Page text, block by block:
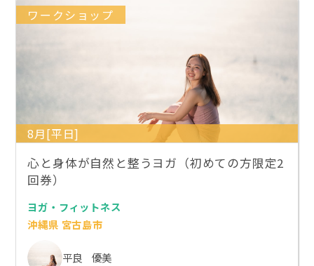
ワークショップ
8月[平日]
心と身体が自然と整うヨガ（初めての方限定2
回券）
ヨガ・フィットネス
沖縄県 宮古島市
平良 優美